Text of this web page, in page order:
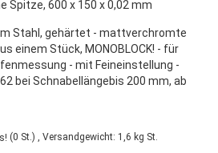
Spitze, 600 x 150 x 0,02 mm
Stahl, gehärtet - mattverchromte
einem Stück, MONOBLOCK! - für
- mit Feineinstellung -
bei Schnabellängebis 200 mm, ab
(0 St.) , Versandgewicht: 1,6 kg St.